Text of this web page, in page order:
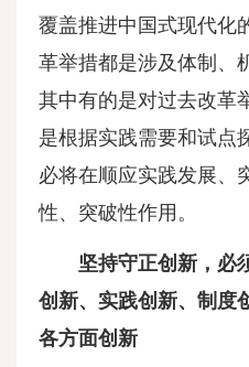
覆盖推进中国式现代化
革举措都是涉及体制、
其中有的是对过去改革
是根据实践需要和试点
必将在顺应实践发展、
性、突破性作用。
坚持守正创新，必
创新、实践创新、制度
各方面创新